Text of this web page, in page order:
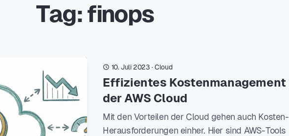
Tag: finops
10. Juli 2023 ·Cloud
Effizientes Kostenmanagement
der AWS Cloud
Mit den Vorteilen der Cloud gehen auch Kosten-
Herausforderungen einher. Hier sind AWS-Tools